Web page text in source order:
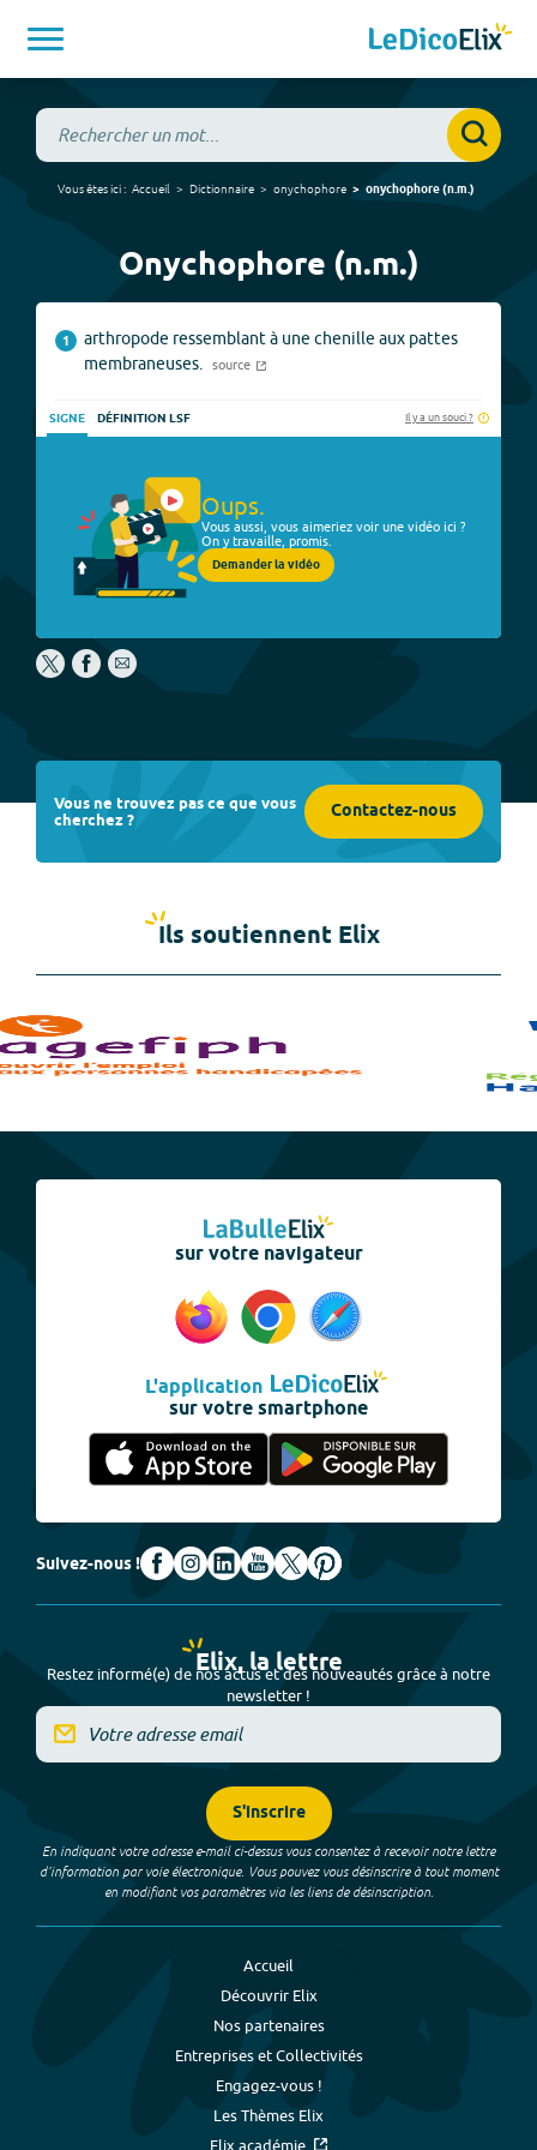
Vous êtes ici : Accueil Dictionnaire onychophore onychophore(n.m.)
Onychophore (n.m.)
1
arthropode ressemblant à une chenille aux pattes
membraneuses.
source
SIGNE DÉFINITION LSF Il y a un souci ?
Oups.
Vous aussi, vous aimeriez voir une vidéo ici ?
On y travaille, promis.
Demander la vidéo
Vous ne trouvez pas ce que vous
cherchez ? Contactez-nous
Ils soutiennent Elix
sur votre navigateur
L'application
sur votre smartphone
Suivez-nous !
Elix, la lettre
Restez informé(e) de nos actus et des nouveautés grâce à notre
newsletter !
S'inscrire
En indiquant votre adresse e-mail ci-dessus vous consentez à recevoir notre lettre
d’information par voie électronique. Vous pouvez vous désinscrire à tout moment
en modifiant vos paramètres via les liens de désinscription.
Accueil
Découvrir Elix
Nos partenaires
Entreprises et Collectivités
Engagez-vous !
Les Thèmes Elix
Elix académie